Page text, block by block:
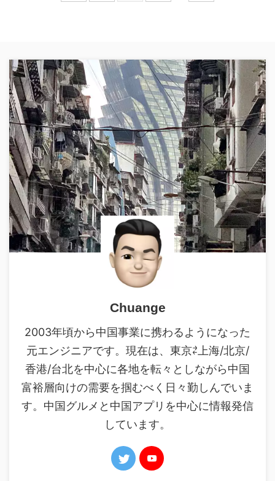
Chuange
2003年頃から中国事業に携わるようになった
元エンジニアです。現在は、東京⇄上海/北京/
香港/台北を中心に各地を転々としながら中国
富裕層向けの需要を掴むべく日々勤しんでいま
す。中国グルメと中国アプリを中心に情報発信
しています。